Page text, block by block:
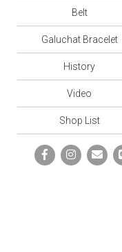
Belt
Galuchat Bracelet
History
Video
Shop List